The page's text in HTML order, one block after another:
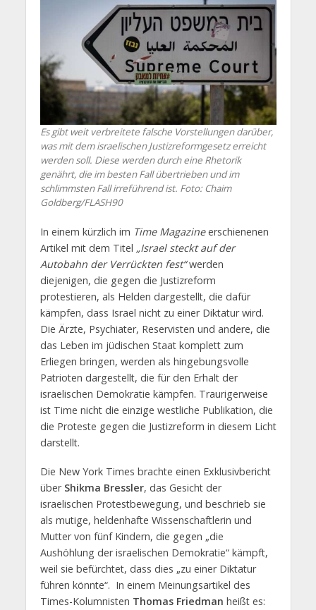
Es gibt weit verbreitete falsche Vorstellungen darüber,
was mit dem israelischen Justizreformgesetz erreicht
werden soll. Diese werden durch eine Rhetorik
genährt, die im besten Fall übertrieben und im
schlimmsten Fall irreführend ist. Foto: Chaim
Goldberg/FLASH90
In einem kürzlich im Time Magazineerschienenen
Artikel mit dem Titel „Israel steckt auf der
Autobahn der Verrückten fest“werden
diejenigen, die gegen die Justizreform
protestieren, als Helden dargestellt, die dafür
kämpfen, dass Israel nicht zu einer Diktatur wird.
Die Ärzte, Psychiater, Reservisten und andere, die
das Leben im jüdischen Staat komplett zum
Erliegen bringen, werden als hingebungsvolle
Patrioten dargestellt, die für den Erhalt der
israelischen Demokratie kämpfen. Traurigerweise
ist Time nicht die einzige westliche Publikation, die
die Proteste gegen die Justizreform in diesem Licht
darstellt.
Die New York Times brachte einen Exklusivbericht
über Shikma Bressler, das Gesicht der
israelischen Protestbewegung, und beschrieb sie
als mutige, heldenhafte Wissenschaftlerin und
Mutter von fünf Kindern, die gegen „die
Aushöhlung der israelischen Demokratie“ kämpft,
weil sie befürchtet, dass dies „zu einer Diktatur
führen könnte“. In einem Meinungsartikel des
Times-Kolumnisten Thomas Friedman heißt es: